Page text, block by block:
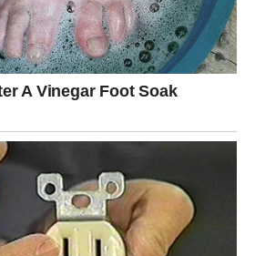
zna da je rođen da ide ispred
Vi više ne tražite odobrenje –
donosi vam ogromno olakšanje.
i stabilnije u sopstvenoj koži. I
vam šalje prilike koje su u
SEDMICE